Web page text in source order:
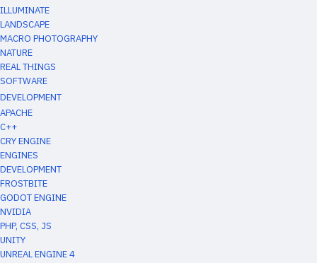
ILLUMINATE
LANDSCAPE
MACRO PHOTOGRAPHY
NATURE
REAL THINGS
SOFTWARE
DEVELOPMENT
APACHE
C++
CRY ENGINE
ENGINES
DEVELOPMENT
FROSTBITE
GODOT ENGINE
NVIDIA
PHP, CSS, JS
UNITY
UNREAL ENGINE 4